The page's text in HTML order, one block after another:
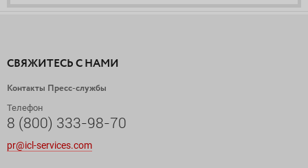
СВЯЖИТЕСЬ С НАМИ
Контакты Пресс-службы
Телефон
8 (800) 333-98-70
pr@icl-services.com